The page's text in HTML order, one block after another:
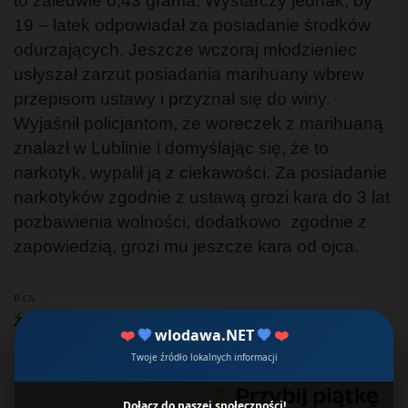
❤️ 💙wlodawa.NET 💙❤️
Twoje źródło lokalnych informacji
19 – latek odpowiadał za posiadanie środków
odurzających. Jeszcze wczoraj młodzieniec
usłyszał zarzut posiadania marihuany wbrew
przepisom ustawy i przyznał się do winy.
Wyjaśnił policjantom, że woreczek z marihuaną
znalazł w Lublinie i domyślając się, że to
narkotyk, wypalił ją z ciekawości. Za posiadanie
narkotyków zgodnie z ustawą grozi kara do 3 lat
pozbawienia wolności, dodatkowo zgodnie z
zapowiedzią, grozi mu jeszcze kara od ojca.
B.Ch.
źródło: kpp
↶ Wesprzyj wlodawę.NET ❤